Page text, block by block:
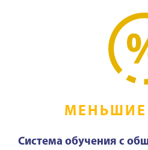
МЕНЬШИЕ
Система обучения с